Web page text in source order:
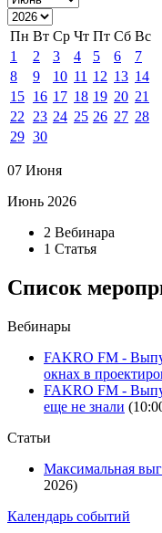
Пн Вт Ср Чт Пт Сб Вс
1
2 3 4 5 6
7
8
9 10 11 12 13 14
15 16 17 18 19 20 21
22
23 24 25 26 27 28
29 30
07 Июня
Июнь 2026
2 Вебинара
1 Статья
Список
Вебинары
FAKRO FM -
окнах в
FAKRO FM -
еще не знали
Статьи
Максимальная
2026)
Календарь событий